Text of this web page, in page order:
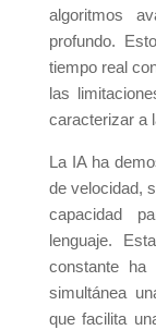
algoritmos
profundo.
tiempo real
las
caracterizar a
La IA ha
de velocidad,
capacidad
lenguaje.
constante
simultánea
que facilita